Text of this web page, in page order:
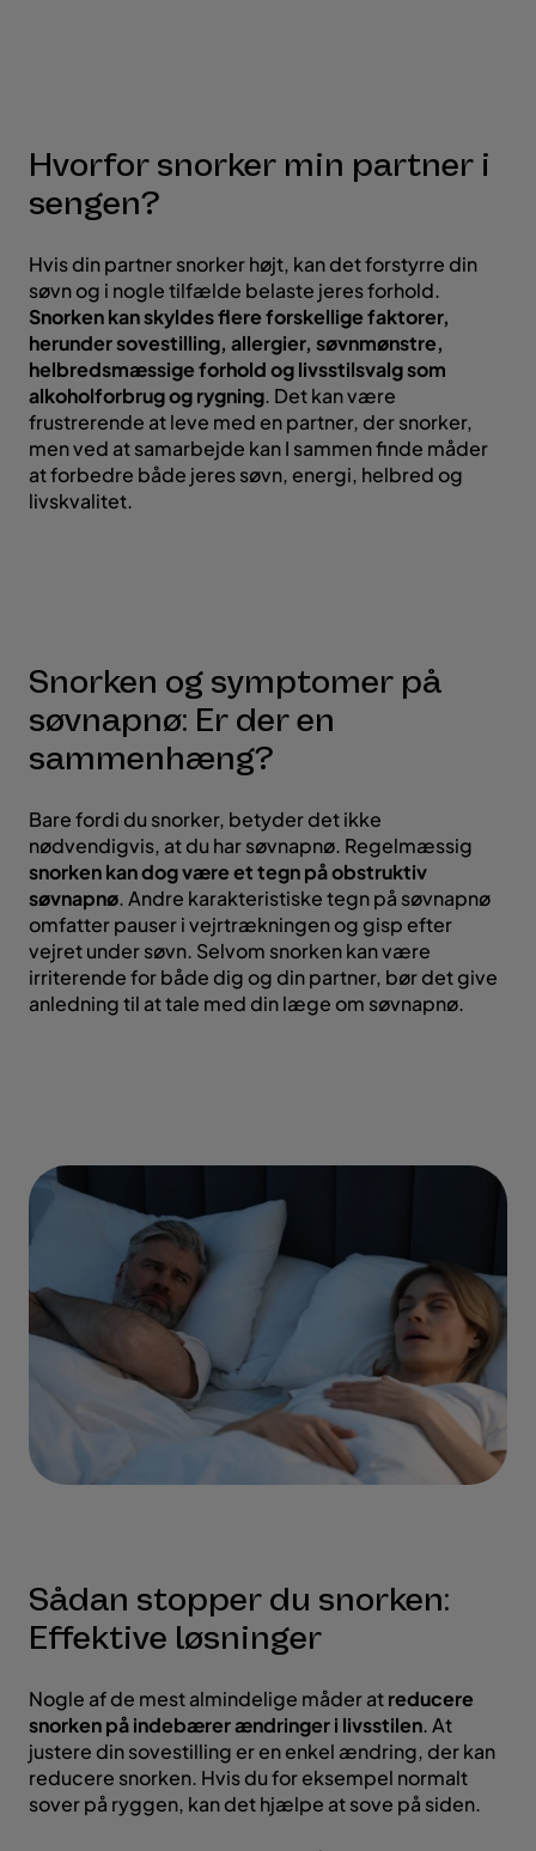
Hvorfor snorker min partner i
sengen?
Hvis din partner snorker højt, kan det forstyrre din
søvn og i nogle tilfælde belaste jeres forhold.
Snorken kan skyldes flere forskellige faktorer,
herunder sovestilling, allergier, søvnmønstre,
helbredsmæssige forhold og livsstilsvalg som
alkoholforbrug og rygning. Det kan være
frustrerende at leve med en partner, der snorker,
men ved at samarbejde kan I sammen finde måder
at forbedre både jeres søvn, energi, helbred og
livskvalitet.
Snorken og symptomer på
søvnapnø: Er der en
sammenhæng?
Bare fordi du snorker, betyder det ikke
nødvendigvis, at du har søvnapnø. Regelmæssig
snorken kan dog være et tegn på obstruktiv
søvnapnø. Andre karakteristiske tegn på søvnapnø
omfatter pauser i vejrtrækningen og gisp efter
vejret under søvn. Selvom snorken kan være
irriterende for både dig og din partner, bør det give
anledning til at tale med din læge om søvnapnø.
Sådan stopper du snorken:
Effektive løsninger
Nogle af de mest almindelige måder atreducere
snorken på indebærer ændringer i livsstilen. At
justere din sovestilling er en enkel ændring, der kan
reducere snorken. Hvis du for eksempel normalt
sover på ryggen, kan det hjælpe at sove på siden.